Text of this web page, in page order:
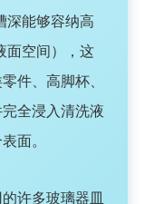
深能够容纳高
面空间），这
件、高脚杯、
全浸入清洗液
面。
许多玻璃器皿